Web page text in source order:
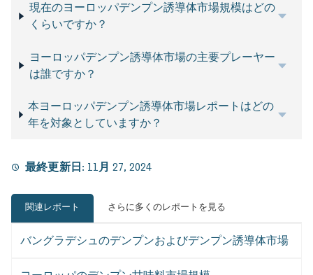
現在のヨーロッパデンプン誘導体市場規模はどの
くらいですか？
ヨーロッパデンプン誘導体市場の主要プレーヤー
は誰ですか？
本ヨーロッパデンプン誘導体市場レポートはどの
年を対象としていますか？
最終更新日: 11月 27, 2024
関連レポート さらに多くのレポートを見る
バングラデシュのデンプンおよびデンプン誘導体市場